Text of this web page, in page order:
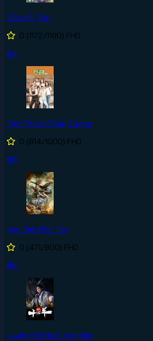
Đảo Hải Tặc
0 (1172/1190) FHD
#4
Thử Thách Thần Tượng
0 (814/1000) FHD
#5
Vạn Giới Độc Tôn
0 (471/800) FHD
#6
Luyện Khí Mười Vạn Năm